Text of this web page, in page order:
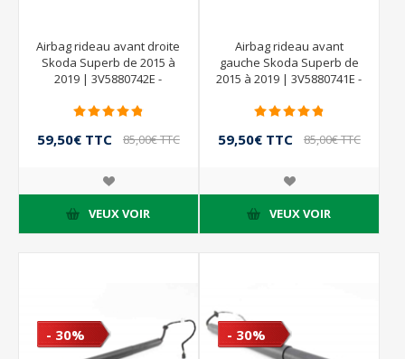
Airbag rideau avant droite
Skoda Superb de 2015 à
2019 | 3V5880742E -
59,50€ TTC 85,00€ TTC
VEUX VOIR
Airbag rideau avant
gauche Skoda Superb de
2015 à 2019 | 3V5880741E -
59,50€ TTC 85,00€ TTC
VEUX VOIR
- 30% - 30%